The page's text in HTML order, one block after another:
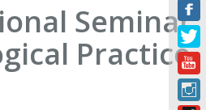
Seminar
Practice